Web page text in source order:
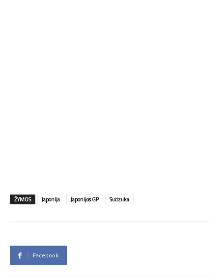
ŽYMOS Japonija Japonijos GP Sudzuka
Facebook